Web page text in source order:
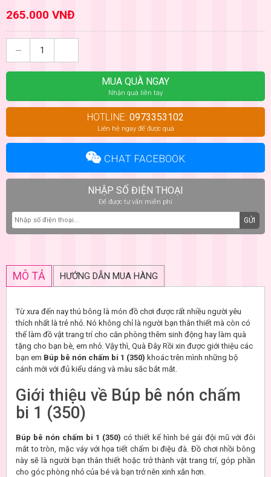
265.000 VNĐ
MUA QUÀ NGAY
Nhận quà liền tay
HOTLINE: 0973353102
Liên hệ ngay để được quà
CHAT FACEBOOK
NHẬP SỐ ĐIỆN THOẠI
Để được tư vấn miễn phí
GỬI
MÔ TẢ HƯỚNG DẪN MUA HÀNG
Từ xưa đến nay thú bông là món đồ chơi được rất nhiều người yêu
thích nhất là trẻ nhỏ. Nó không chỉ là người bạn thân thiết mà còn có
thể làm đồ vật trang trí cho căn phòng thêm sinh động hay làm quà
tặng cho bạn bè, em nhỏ. Vậy thì, Quà Đây Rồi xin được giới thiệu các
bạn em Búp bê nón chấm bi 1 (350) khoác trên mình những bộ
cánh mới với đủ kiểu dáng và màu sắc bắt mắt.
Giới thiệu về Búp bê nón chấm
bi 1 (350)
Búp bê nón chấm bi 1 (350) có thiết kế hình bé gái đội mũ với đôi
mắt to tròn, mặc váy với họa tiết chấm bi điệu đà. Đồ chơi nhồi bông
này sẽ là người bạn thân thiết hoặc trở thành vật trang trí, góp phần
cho góc phòng nhỏ của bé và bạn trở nên xinh xắn hơn.